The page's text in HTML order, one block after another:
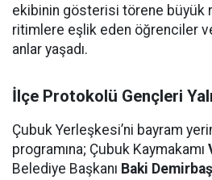
ekibinin gösterisi törene büyük
ritimlere eşlik eden öğrenciler
anlar yaşadı.
İlçe Protokolü Gençleri
Çubuk Yerleşkesi’ni bayram
programına; Çubuk Kaymakamı
Belediye Başkanı Baki Demirbaş